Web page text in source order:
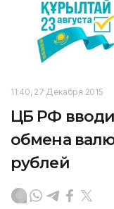
11:40, 27 Декабря 2015
ЦБ РФ
обмена
рублей